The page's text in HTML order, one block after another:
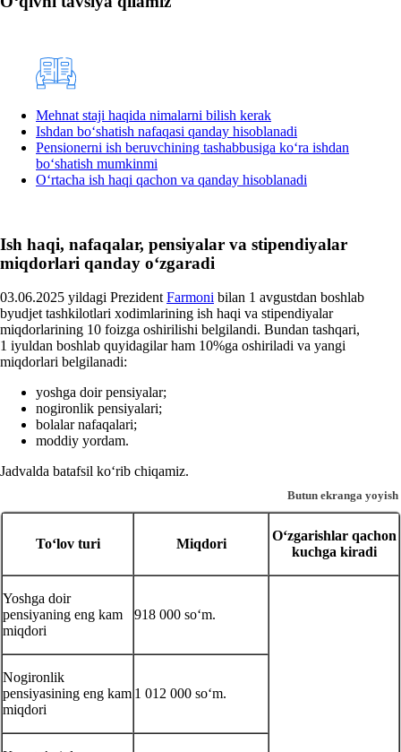
Mehnat staji haqida nimalarni bilish kerak
Ishdan boʻshatish nafaqasi qanday hisoblanadi
Pensionerni ish beruvchining tashabbusiga koʻra ishdan
boʻshatish mumkinmi
Oʻrtacha ish haqi qachon va qanday hisoblanadi
Ish haqi, nafaqalar, pensiyalar va stipendiyalar
miqdorlari qanday oʻzgaradi
03.06.2025 yildagi Prezident Farmoni bilan 1 avgustdan boshlab
byudjet tashkilotlari хodimlarining ish haqi va stipendiyalar
miqdorlarining 10 foizga oshirilishi belgilandi. Bundan tashqari,
1 iyuldan boshlab quyidagilar ham 10%ga oshiriladi va yangi
miqdorlari belgilanadi:
yoshga doir pensiyalar;
nogironlik pensiyalari;
bolalar nafaqalari;
moddiy yordam.
Jadvalda batafsil koʻrib chiqamiz.
Toʻlov turi Miqdori
Oʻzgarishlar qachon
kuchga kiradi
Yoshga doir
pensiyaning eng kam
miqdori
918 000 soʻm.
Nogironlik
pensiyasining eng kam
miqdori
1 012 000 soʻm.
Butun ekranga yoyish